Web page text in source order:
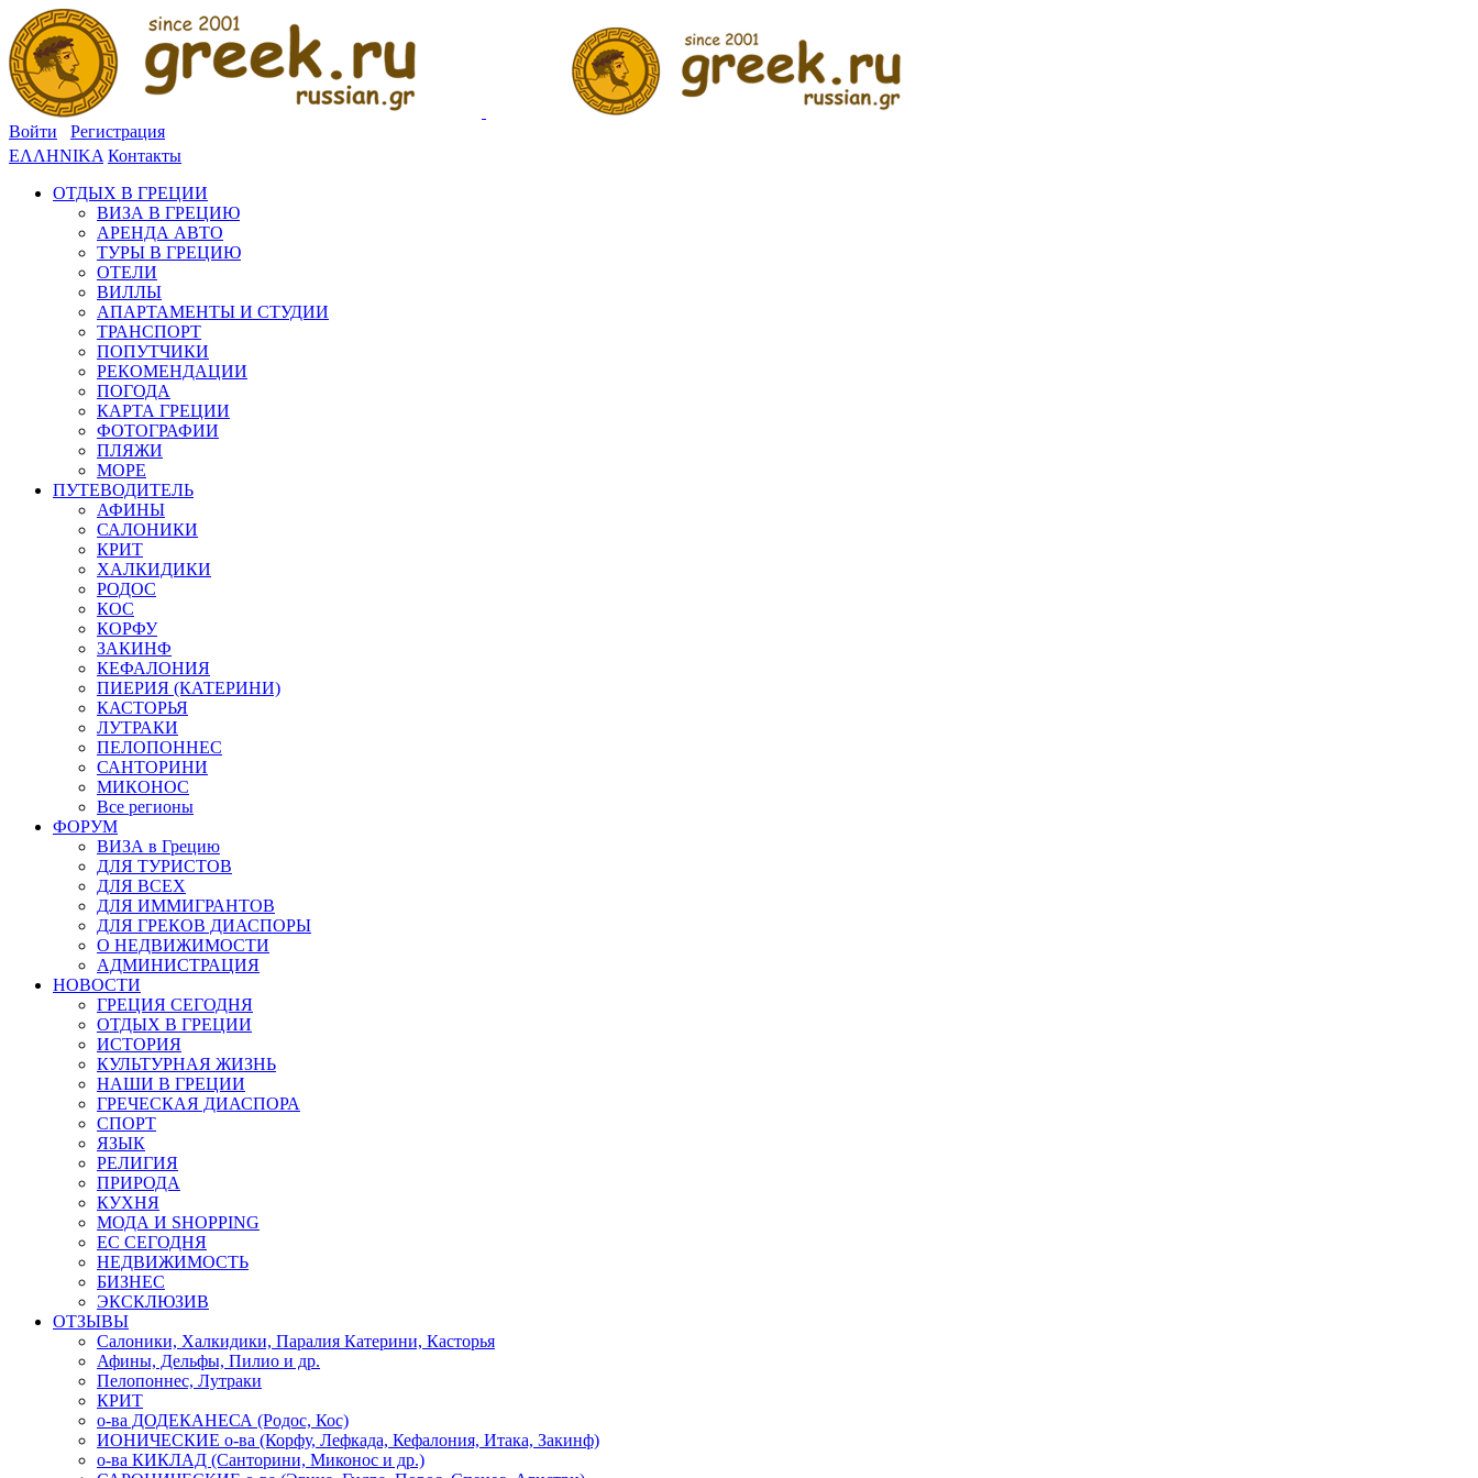
Войти
Регистрация
ΕΛΛΗΝΙΚΑ Контакты
ОТДЫХ В ГРЕЦИИ
ВИЗА В ГРЕЦИЮ
АРЕНДА АВТО
ТУРЫ В ГРЕЦИЮ
ОТЕЛИ
ВИЛЛЫ
АПАРТАМЕНТЫ И СТУДИИ
ТРАНСПОРТ
ПОПУТЧИКИ
РЕКОМЕНДАЦИИ
ПОГОДА
КАРТА ГРЕЦИИ
ФОТОГРАФИИ
ПЛЯЖИ
МОРЕ
ПУТЕВОДИТЕЛЬ
АФИНЫ
САЛОНИКИ
КРИТ
ХАЛКИДИКИ
РОДОС
КОС
КОРФУ
ЗАКИНФ
КЕФАЛОНИЯ
ПИЕРИЯ (КАТЕРИНИ)
КАСТОРЬЯ
ЛУТРАКИ
ПЕЛОПОННЕС
САНТОРИНИ
МИКОНОС
Все регионы
ФОРУМ
ВИЗА в Грецию
ДЛЯ ТУРИСТОВ
ДЛЯ ВСЕХ
ДЛЯ ИММИГРАНТОВ
ДЛЯ ГРЕКОВ ДИАСПОРЫ
О НЕДВИЖИМОСТИ
АДМИНИСТРАЦИЯ
НОВОСТИ
ГРЕЦИЯ СЕГОДНЯ
ОТДЫХ В ГРЕЦИИ
ИСТОРИЯ
КУЛЬТУРНАЯ ЖИЗНЬ
НАШИ В ГРЕЦИИ
ГРЕЧЕСКАЯ ДИАСПОРА
СПОРТ
ЯЗЫК
РЕЛИГИЯ
ПРИРОДА
КУХНЯ
МОДА И SHOPPING
ЕС СЕГОДНЯ
НЕДВИЖИМОСТЬ
БИЗНЕС
ЭКСКЛЮЗИВ
ОТЗЫВЫ
Салоники, Халкидики, Паралия Катерини, Касторья
Афины, Дельфы, Пилио и др.
Пелопоннес, Лутраки
КРИТ
о-ва ДОДЕКАНЕСА (Родос, Кос)
ИОНИЧЕСКИЕ о-ва (Корфу, Лефкада, Кефалония, Итака, Закинф)
о-ва КИКЛАД (Санторини, Миконос и др.)